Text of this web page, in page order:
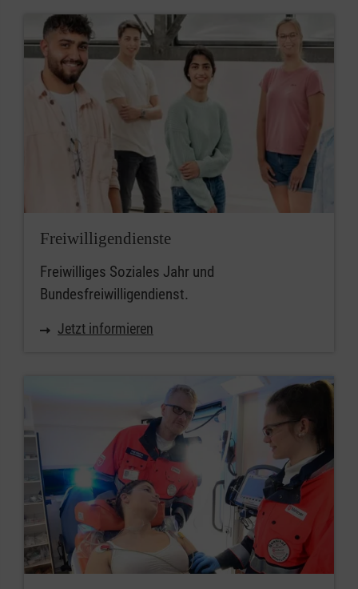
Freiwilligendienste
Freiwilliges Soziales Jahr und
Bundesfreiwilligendienst.
Jetzt informieren